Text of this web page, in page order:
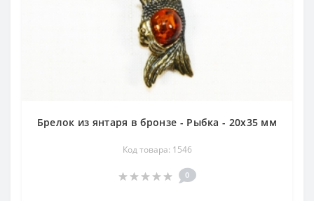
Брелок из янтаря в бронзе - Рыбка - 20х35 мм
Код товара: 1546
0